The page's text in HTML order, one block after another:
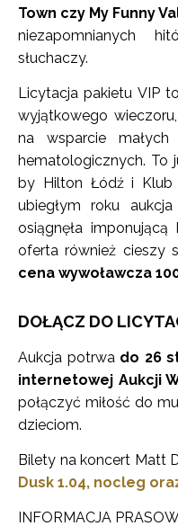
Town czy My Funny
niezapomnianych
słuchaczy.
Licytacja pakietu VIP
wyjątkowego
na wsparcie
hematologicznych. To
by Hilton Łódź i Klub
ubiegłym roku
osiągnęła
oferta również cieszy
cena wywoławcza
DOŁĄCZ DO
Aukcja potrwa do 26
internetowej Aukcji
połączyć miłość do
dzieciom.
Bilety na koncert Matt
Dusk 1.04, nocleg
INFORMACJA